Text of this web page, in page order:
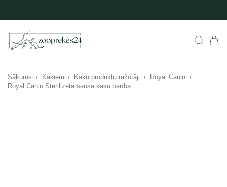
Sākums / Kaķiem / Kaķu produktu ražotāji / Royal Canin /
Royal Canin Sterilizētā sausā kaķu barība